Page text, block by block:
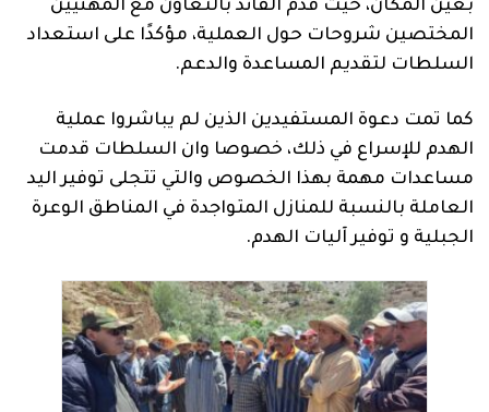
بعين المكان، حيث قدم القائد بالتعاون مع المهنيين
المختصين شروحات حول العملية، مؤكدًا على استعداد
السلطات لتقديم المساعدة والدعم.
كما تمت دعوة المستفيدين الذين لم يباشروا عملية
الهدم للإسراع في ذلك، خصوصا وان السلطات قدمت
مساعدات مهمة بهذا الخصوص والتي تتجلى توفير اليد
العاملة بالنسبة للمنازل المتواجدة في المناطق الوعرة
الجبلية و توفير آليات الهدم.